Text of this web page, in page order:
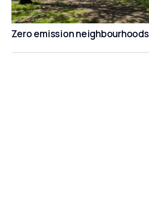
Zero emission neighbourhoods